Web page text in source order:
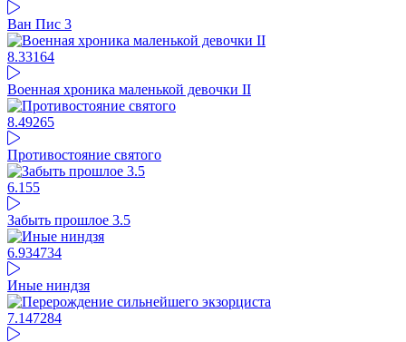
Ван Пис 3
8.33164
Военная хроника маленькой девочки II
8.49265
Противостояние святого
6.1 55
Забыть прошлое 3.5
6.934734
Иные ниндзя
7.147284